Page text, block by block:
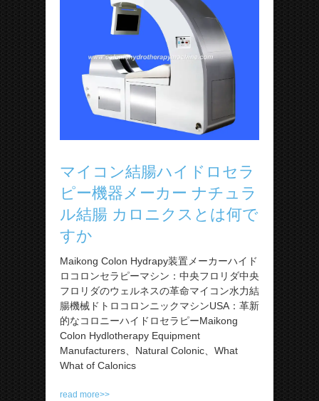
マイコン結腸ハイドロセラ
ピー機器メーカー ナチュラ
ル結腸 カロニクスとは何で
すか
Maikong Colon Hydrapy装置メーカーハイド
ロコロンセラピーマシン：中央フロリダ中央
フロリダのウェルネスの革命マイコン水力結
腸機械ドトロコロンニックマシンUSA：革新
的なコロニーハイドロセラピーMaikong
Colon Hydlotherapy Equipment
Manufacturers、Natural Colonic、What
What of Calonics
read more>>